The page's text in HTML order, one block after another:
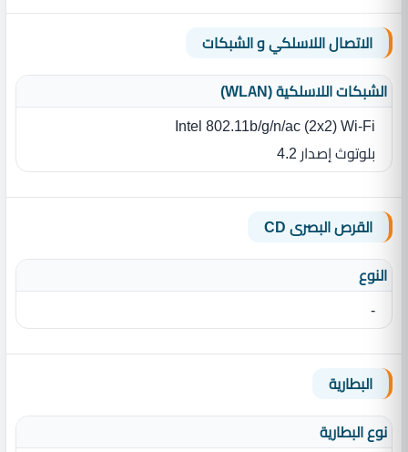
الاتصال اللاسلكي و الشبكات
الشبكات اللاسلكية (WLAN)
Intel 802.11b/g/n/ac (2x2) Wi-Fi
بلوتوث إصدار 4.2
القرص البصرى CD
النوع
-
البطارية
نوع البطارية‏